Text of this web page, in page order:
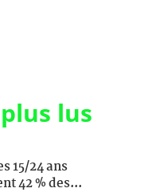
lus
15/24 ans
42 % des...